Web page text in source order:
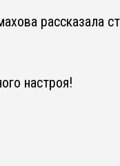
рассказала
настроя!